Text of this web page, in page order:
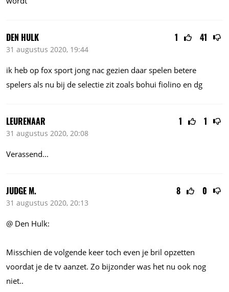
1 41
DEN HULK
31 augustus 2020, 19:44
ik heb op fox sport jong nac gezien daar spelen betere
spelers als nu bij de selectie zit zoals bohui fiolino en dg
1 1
LEURENAAR
31 augustus 2020, 20:08
Verassend...
8 0
JUDGE M.
31 augustus 2020, 20:13
@ Den Hulk:
Misschien de volgende keer toch even je bril opzetten
voordat je de tv aanzet. Zo bijzonder was het nu ook nog
niet..